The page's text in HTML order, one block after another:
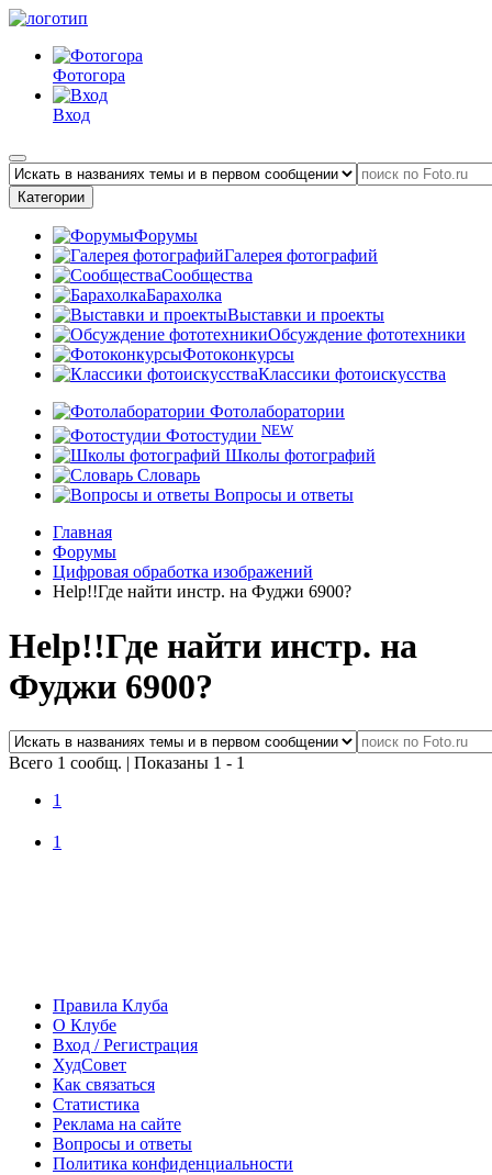
Фотогора
Вход
Категории
Форумы
Галерея фотографий
Сообщества
Барахолка
Выставки и проекты
Обсуждение фототехники
Фотоконкурсы
Классики фотоискусства
Фотолаборатории
Фотостудии NEW
Школы фотографий
Словарь
Вопросы и ответы
Главная
Форумы
Цифровая обработка изображений
Help!!Где найти инстр. на Фуджи 6900?
Help!!Где найти инстр. на
Фуджи 6900?
Всего 1 сообщ. | Показаны 1 - 1
1
1
Правила Клуба
О Клубе
Вход / Регистрация
ХудСовет
Как связаться
Статистика
Реклама на сайте
Вопросы и ответы
Политика конфиденциальности